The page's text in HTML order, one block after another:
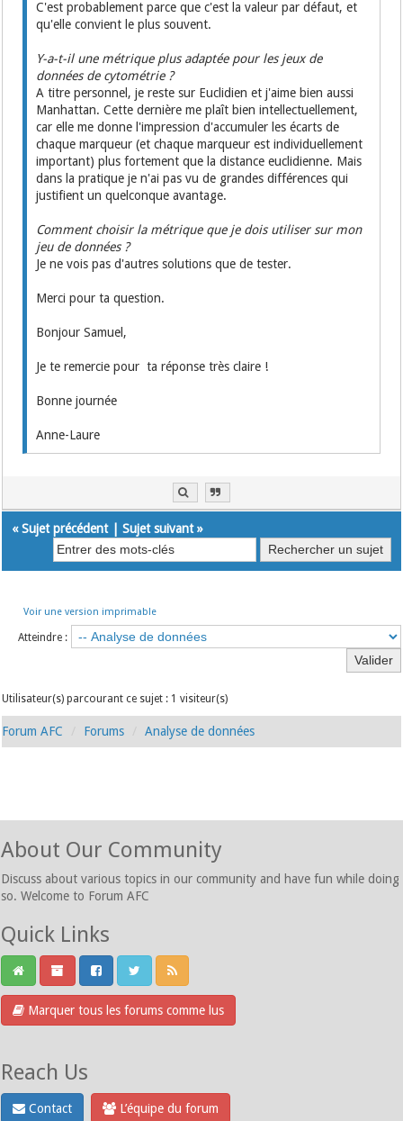
C'est probablement parce que c'est la valeur par défaut, et
qu'elle convient le plus souvent.
Y-a-t-il une métrique plus adaptée pour les jeux de
données de cytométrie ?
A titre personnel, je reste sur Euclidien et j'aime bien aussi
Manhattan. Cette dernière me plaît bien intellectuellement,
car elle me donne l'impression d'accumuler les écarts de
chaque marqueur (et chaque marqueur est individuellement
important) plus fortement que la distance euclidienne. Mais
dans la pratique je n'ai pas vu de grandes différences qui
justifient un quelconque avantage.
Comment choisir la métrique que je dois utiliser sur mon
jeu de données ?
Je ne vois pas d'autres solutions que de tester.
Merci pour ta question.
Bonjour Samuel,
Je te remercie pour ta réponse très claire !
Bonne journée
Anne-Laure
«Sujet précédent|Sujet suivant»
Voir une version imprimable
Atteindre :
Utilisateur(s) parcourant ce sujet : 1 visiteur(s)
Forum AFC Forums Analyse de données
About Our Community
Discuss about various topics in our community and have fun while doing
so. Welcome to Forum AFC
Quick Links
Marquer tous les forums comme lus
Reach Us
Contact L’équipe du forum